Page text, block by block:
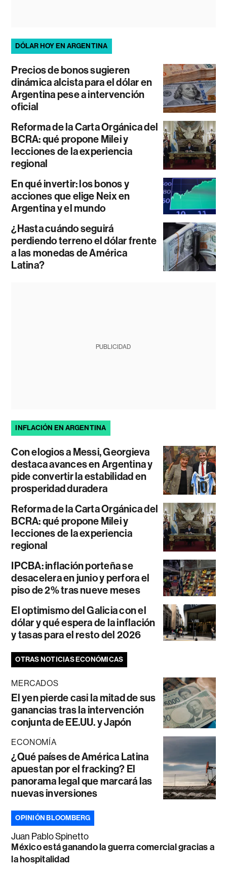
DÓLAR HOY EN ARGENTINA
Precios de bonos sugieren
dinámica alcista para el dólar en
Argentina pese a intervención
oficial
Reforma de la Carta Orgánica del
BCRA: qué propone Milei y
lecciones de la experiencia
regional
En qué invertir: los bonos y
acciones que elige Neix en
Argentina y el mundo
¿Hasta cuándo seguirá
perdiendo terreno el dólar frente
a las monedas de América
Latina?
PUBLICIDAD
INFLACIÓN EN ARGENTINA
Con elogios a Messi, Georgieva
destaca avances en Argentina y
pide convertir la estabilidad en
prosperidad duradera
Reforma de la Carta Orgánica del
BCRA: qué propone Milei y
lecciones de la experiencia
regional
IPCBA: inflación porteña se
desacelera en junio y perfora el
piso de 2% tras nueve meses
El optimismo del Galicia con el
dólar y qué espera de la inflación
y tasas para el resto del 2026
OTRAS NOTICIAS ECONÓMICAS
MERCADOS
El yen pierde casi la mitad de sus
ganancias tras la intervención
conjunta de EE.UU. y Japón
ECONOMÍA
¿Qué países de América Latina
apuestan por el fracking? El
panorama legal que marcará las
nuevas inversiones
OPINIÓN BLOOMBERG
Juan Pablo Spinetto
México está ganando la guerra comercial gracias a
la hospitalidad